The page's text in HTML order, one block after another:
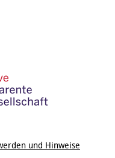
und Hinweise